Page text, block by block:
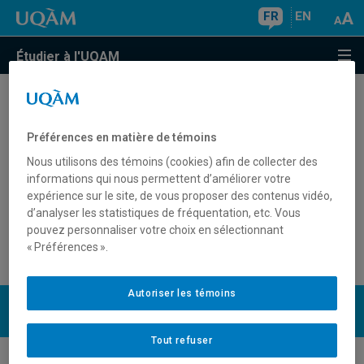
FR EN
Étudier à l'UQAM
Est-ce qu'un étudiant libre doit
effectuer les mêmes travaux qu'un
étudiant dans un programme?
Oui. Les évaluations (travaux et examens) sont les
mêmes pour tous les étudiants inscrits à un cours.
Nous joindre
Préférences en matière de témoins
Nous utilisons des témoins (cookies) afin de collecter des
informations qui nous permettent d’améliorer votre
expérience sur le site, de vous proposer des contenus vidéo,
d’analyser les statistiques de fréquentation, etc. Vous
pouvez personnaliser votre choix en sélectionnant
« Préférences ».
Tout refuser
Autoriser les témoins